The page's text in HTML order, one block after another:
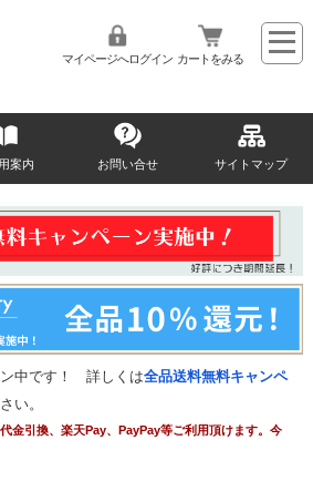
マイページへログイン カートをみる
案内 お問い合せ サイトマップ
中です！ 詳しくは全品送料無料キャンペ
い。
金引換、楽天Pay、PayPay等ご利用頂けます。今